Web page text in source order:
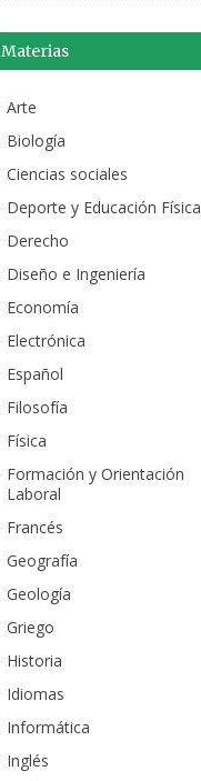
Materias
Arte
Biología
Ciencias sociales
Deporte y Educación Física
Derecho
Diseño e Ingeniería
Economía
Electrónica
Español
Filosofía
Física
Formación y Orientación
Laboral
Francés
Geografía
Geología
Griego
Historia
Idiomas
Informática
Inglés